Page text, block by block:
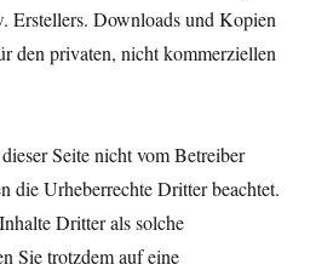
Erstellers. Downloads und Kopien
den privaten, nicht kommerziellen
Seite nicht vom Betreiber
die Urheberrechte Dritter beachtet.
Dritter als solche
Sie trotzdem auf eine